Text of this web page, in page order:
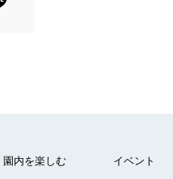
園内を楽しむ イベント